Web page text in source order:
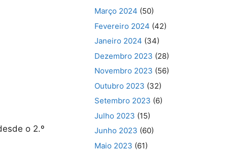
o 2.º
Março 2024 (50)
Fevereiro 2024 (42)
Janeiro 2024 (34)
Dezembro 2023 (28)
Novembro 2023 (56)
Outubro 2023 (32)
Setembro 2023 (6)
Julho 2023 (15)
Junho 2023 (60)
Maio 2023 (61)